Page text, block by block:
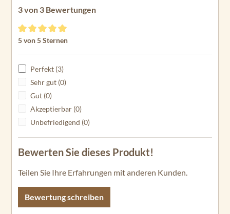
3 von 3 Bewertungen
Durchschnittliche Bewertung von 5 von 5 Sternen
5 von 5 Sternen
Perfekt (3)
Sehr gut (0)
Gut (0)
Akzeptierbar (0)
Unbefriedigend (0)
Bewerten Sie dieses Produkt!
Teilen Sie Ihre Erfahrungen mit anderen Kunden.
Bewertung schreiben